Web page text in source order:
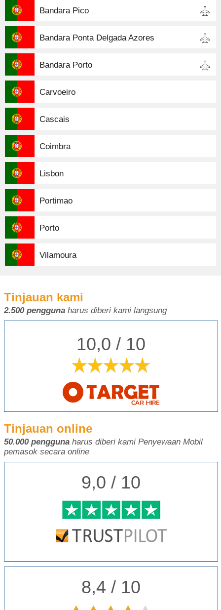
Bandara Pico
Bandara Ponta Delgada Azores
Bandara Porto
Carvoeiro
Cascais
Coimbra
Lisbon
Portimao
Porto
Vilamoura
Tinjauan kami
2.500 pengguna harus diberi kami langsung
10,0 / 10
Tinjauan online
50.000 pengguna harus diberi kami Penyewaan Mobil
pemasok secara online
9,0 / 10
8,4 / 10